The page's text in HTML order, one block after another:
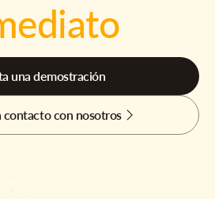
una demostración
contacto con nosotros